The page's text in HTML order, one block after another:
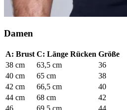
Damen
A: Brust C: Länge Rücken Größe
38 cm
63,5 cm
36
40 cm
65 cm
38
42 cm
66,5 cm
40
44 cm
68 cm
42
46
69,5 cm 44